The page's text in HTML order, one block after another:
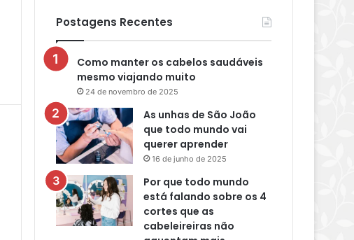
Postagens Recentes
Como manter os cabelos saudáveis
mesmo viajando muito
24 de novembro de 2025
As unhas de São João
que todo mundo vai
querer aprender
16 de junho de 2025
Por que todo mundo
está falando sobre os 4
cortes que as
cabeleireiras não